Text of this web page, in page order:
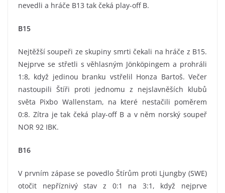
nevedli a hráče B13 tak čeká play-off B.
B15
Nejtěžší soupeři ze skupiny smrti čekali na hráče z B15.
Nejprve se střetli s věhlasným Jönköpingem a prohráli
1:8, když jedinou branku vstřelil Honza Bartoš. Večer
nastoupili Štíři proti jednomu z nejslavněších klubů
světa Pixbo Wallenstam, na které nestačili poměrem
0:8. Zítra je tak čeká play-off B a v něm norský soupeř
NOR 92 IBK.
B16
V prvním zápase se povedlo Štírům proti Ljungby (SWE)
otočit nepříznivý stav z 0:1 na 3:1, když nejprve